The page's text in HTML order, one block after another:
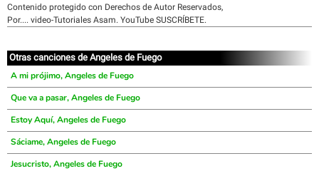
Contenido protegido con Derechos de Autor Reservados,
Por.... video-Tutoriales Asam. YouTube SUSCRÍBETE.
Otras canciones de Angeles de Fuego
A mi prójimo, Angeles de Fuego
Que va a pasar, Angeles de Fuego
Estoy Aquí, Angeles de Fuego
Sáciame, Angeles de Fuego
Jesucristo, Angeles de Fuego